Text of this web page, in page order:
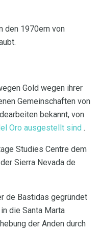
den 1970ern von
Gold wegen ihrer
Gemeinschaften von
bekannt, von
Oro ausgestellt sind .
Studies Centre dem
Sierra Nevada de
de Bastidas gegründet
die Santa Marta
der Anden durch